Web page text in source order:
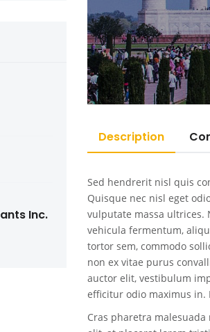
Description
Sed hendrerit nisl quis
Quisque nec nisl eget
vulputate massa ultrices.
vehicula fermentum,
tortor sem, commodo
non ex vitae purus
auctor elit, vestibulum
efficitur odio maximus in.
Cras pharetra
Inc.